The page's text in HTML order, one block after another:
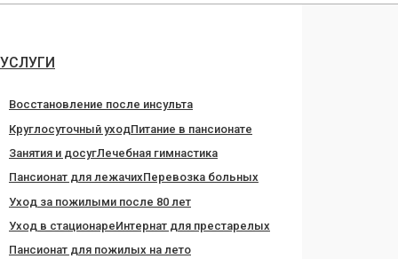
Перейти
содержанию
УСЛУГИ
Восстановление после инсульта
Круглосуточный уходПитание в пансионате
Занятия и досугЛечебная гимнастика
Пансионат для лежачихПеревозка больных
Уход за пожилыми после 80 лет
Уход в стационареИнтернат для престарелых
Пансионат для пожилых на лето